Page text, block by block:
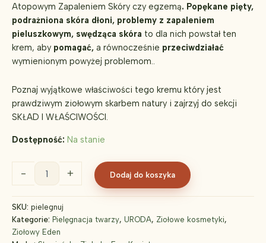
Atopowym Zapaleniem Skóry czy egzemą. Popękane pięty,
podrażniona skóra dłoni, problemy z zapaleniem
pieluszkowym, swędząca skóra to dla nich powstał ten
krem, aby pomagać, a równocześnie przeciwdziałać
wymienionym powyżej problemom..
Poznaj wyjątkowe właściwości tego kremu który jest
prawdziwym ziołowym skarbem natury i zajrzyj do sekcji
SKŁAD I WŁAŚCIWOŚCI.
Dostępność: Na stanie
-
krem
do
potrzebującej
+ Dodaj do koszyka
SKU: pielegnuj
Kategorie: Pielęgnacja twarzy, URODA, Ziołowe kosmetyki,
Ziołowy Eden